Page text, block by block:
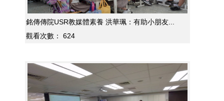
銘傳傳院USR教媒體素養 洪華珮：有助小朋友...
觀看次數：
624